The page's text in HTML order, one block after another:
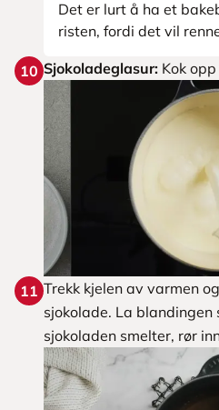
Det er lurt å ha et
risten, fordi det vil
10 Sjokoladeglasur: Kok
11 Trekk kjelen av varmen
sjokolade. La
sjokoladen smelter, rør